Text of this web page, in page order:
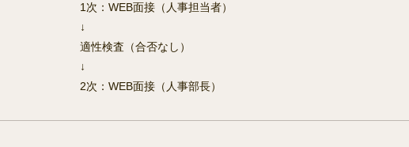
1次：WEB面接（人事担当者）
↓
適性検査（合否なし）
↓
2次：WEB面接（人事部長）